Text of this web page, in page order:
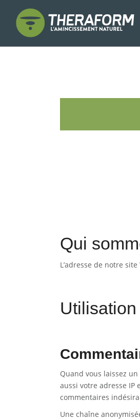
Qui
L’adresse de notre
Quand vous laissez
aussi votre adresse IP
commentaires
Une chaîne